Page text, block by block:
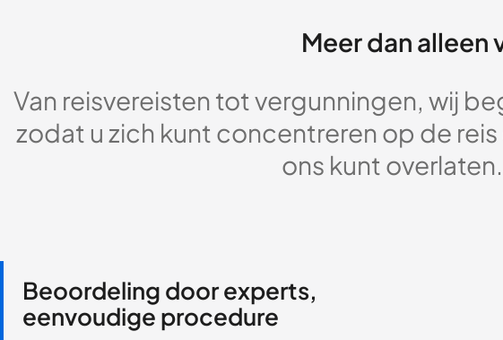
Meer dan alleen
Van reisvereisten tot vergunningen, wij
zodat u zich kunt concentreren op de
ons kunt overlaten.
Beoordeling door experts,
eenvoudige procedure